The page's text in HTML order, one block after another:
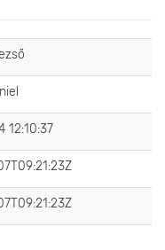
12:10:37